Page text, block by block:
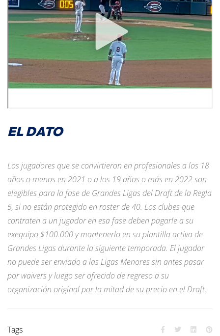
EL DATO
Los jugadores que se convirtieron en profesionales a los 18
años o menos en 2021 o a los 19 años o más en 2022 son
elegibles para la fase de Grandes Ligas del Draft de la Regla
5, si no están protegido en roster de 40. Los clubes que
contraten a un jugador en esa fase deben pagarle a su
exequipo $100.000 y mantenerlo en su plantilla activa de
Grandes Ligas durante la siguiente temporada. El jugador
no puede ser enviado a las Ligas Menores sin antes pasar
por waivers y luego ser ofrecido de regreso a su
organización original por la mitad de su precio en el Draft.
Tags